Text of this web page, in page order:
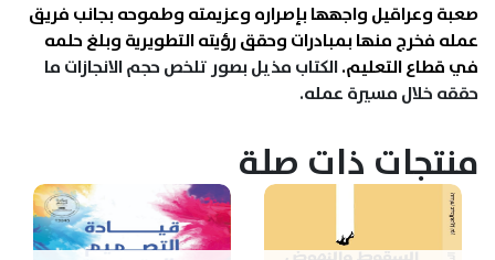
صعبة وعراقيل واجهها بإصراره وعزيمته وطموحه بجانب فريق
عمله فخرج منها بمبادرات وحقق رؤيته التطويرية وبلغ حلمه
في قطاع التعليم.الكتاب مذيل بصور تلخص حجم الانجازات ما
حققه خلال مسيرة عمله.
منتجات ذات صلة